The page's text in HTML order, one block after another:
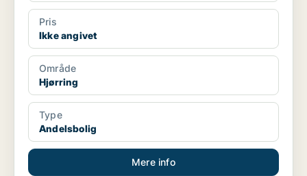
Pris
Ikke angivet
Område
Hjørring
Type
Andelsbolig
Mere info